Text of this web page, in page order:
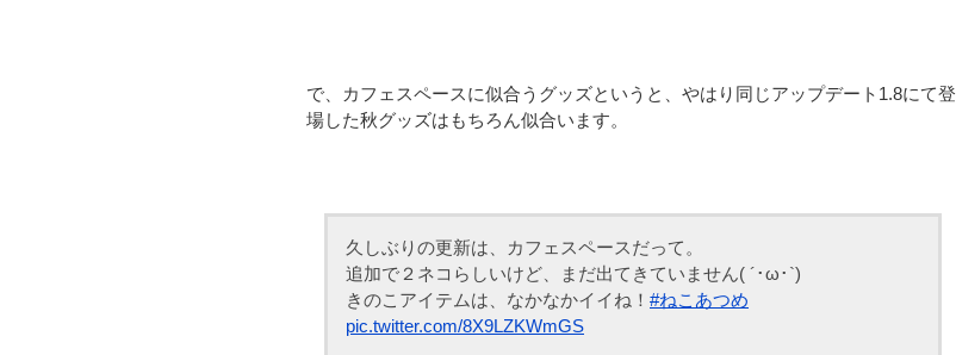
で、カフェスペースに似合うグッズというと、やはり同じアップデート1.8にて登
場した秋グッズはもちろん似合います。
久しぶりの更新は、カフェスペースだって。
追加で２ネコらしいけど、まだ出てきていません( ´･ω･`)
きのこアイテムは、なかなかイイね！ #ねこあつめ
pic.twitter.com/8X9LZKWmGS